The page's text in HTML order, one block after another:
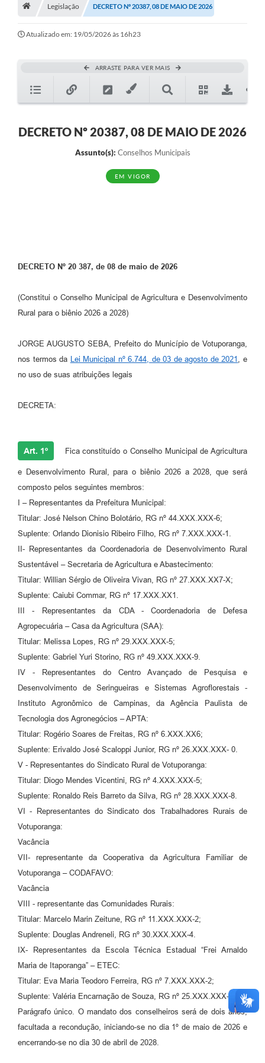
A História
Galeria de Fotos
Links
Telefones Úteis
Agenda
Contato
Legislação DECRETO Nº 20387, 08 DE MAIO DE 2026
Atualizado em: 19/05/2026 às 16h23
ARRASTE PARA VER MAIS
DECRETO Nº 20387, 08 DE MAIO DE 2026
Assunto(s): Conselhos Municipais
EM VIGOR
DECRETO Nº 20 387, de 08 de maio de 2026
(Constitui o Conselho Municipal de Agricultura e Desenvolvimento
Rural para o biênio 2026 a 2028)
JORGE AUGUSTO SEBA, Prefeito do Município de Votuporanga,
nos termos da Lei Municipal nº 6.744, de 03 de agosto de 2021 , e
no uso de suas atribuições legais
DECRETA:
Art. 1º Fica constituído o Conselho Municipal de Agricultura
e Desenvolvimento Rural, para o biênio 2026 a 2028, que será
composto pelos seguintes membros:
I – Representantes da Prefeitura Municipal:
Titular: José Nelson Chino Bolotário, RG nº 44.XXX.XXX-6;
Suplente: Orlando Dionisio Ribeiro Filho, RG nº 7.XXX.XXX-1.
II- Representantes da Coordenadoria de Desenvolvimento Rural
Sustentável – Secretaria de Agricultura e Abastecimento:
Titular: Willian Sérgio de Oliveira Vivan, RG nº 27.XXX.XX7-X;
Suplente: Caiubi Commar, RG nº 17.XXX.XX1.
III - Representantes da CDA - Coordenadoria de Defesa
Agropecuária – Casa da Agricultura (SAA):
Titular: Melissa Lopes, RG nº 29.XXX.XXX-5;
Suplente: Gabriel Yuri Storino, RG nº 49.XXX.XXX-9.
IV - Representantes do Centro Avançado de Pesquisa e
Desenvolvimento de Seringueiras e Sistemas Agroflorestais -
Instituto Agronômico de Campinas, da Agência Paulista de
Tecnologia dos Agronegócios – APTA:
Titular: Rogério Soares de Freitas, RG nº 6.XXX.XX6;
Suplente: Erivaldo José Scaloppi Junior, RG nº 26.XXX.XXX- 0.
V - Representantes do Sindicato Rural de Votuporanga:
Titular: Diogo Mendes Vicentini, RG nº 4.XXX.XXX-5;
Suplente: Ronaldo Reis Barreto da Silva, RG nº 28.XXX.XXX-8.
VI - Representantes do Sindicato dos Trabalhadores Rurais de
Votuporanga:
Vacância
VII- representante da Cooperativa da Agricultura Familiar de
Votuporanga – CODAFAVO:
Vacância
VIII - representante das Comunidades Rurais:
Titular: Marcelo Marin Zeitune, RG nº 11.XXX.XXX-2;
Suplente: Douglas Andreneli, RG nº 30.XXX.XXX-4.
IX- Representantes da Escola Técnica Estadual “Frei Arnaldo
Maria de Itaporanga” – ETEC:
Titular: Eva Maria Teodoro Ferreira, RG nº 7.XXX.XXX-2;
Suplente: Valéria Encarnação de Souza, RG nº 25.XXX.XXX-06.
Parágrafo único. O mandato dos conselheiros será de dois anos,
facultada a recondução, iniciando-se no dia 1º de maio de 2026 e
encerrando-se no dia 30 de abril de 2028.